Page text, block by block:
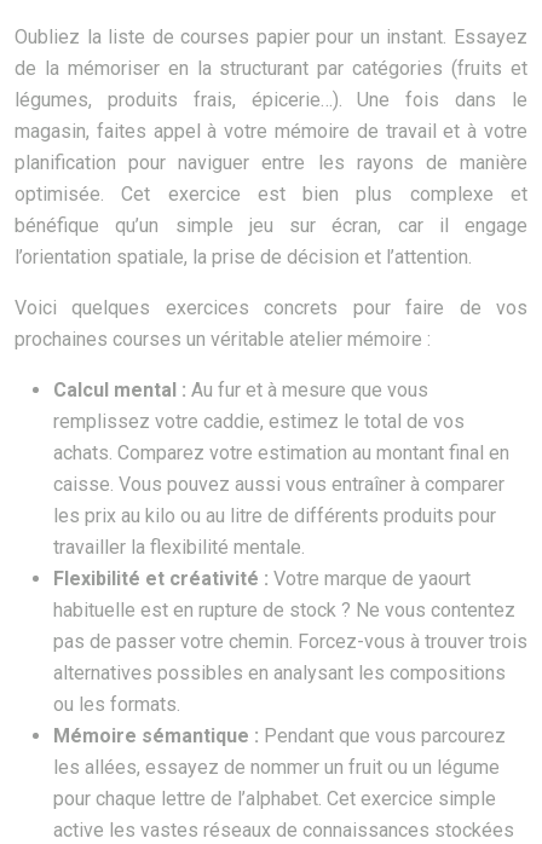
Oubliez la liste de courses papier pour un instant. Essayez
de la mémoriser en la structurant par catégories (fruits et
légumes, produits frais, épicerie…). Une fois dans le
magasin, faites appel à votre mémoire de travail et à votre
planification pour naviguer entre les rayons de manière
optimisée. Cet exercice est bien plus complexe et
bénéfique qu’un simple jeu sur écran, car il engage
l’orientation spatiale, la prise de décision et l’attention.
Voici quelques exercices concrets pour faire de vos
prochaines courses un véritable atelier mémoire :
Calcul mental : Au fur et à mesure que vous
remplissez votre caddie, estimez le total de vos
achats. Comparez votre estimation au montant final en
caisse. Vous pouvez aussi vous entraîner à comparer
les prix au kilo ou au litre de différents produits pour
travailler la flexibilité mentale.
Flexibilité et créativité : Votre marque de yaourt
habituelle est en rupture de stock ? Ne vous contentez
pas de passer votre chemin. Forcez-vous à trouver trois
alternatives possibles en analysant les compositions
ou les formats.
Mémoire sémantique : Pendant que vous parcourez
les allées, essayez de nommer un fruit ou un légume
pour chaque lettre de l’alphabet. Cet exercice simple
active les vastes réseaux de connaissances stockées